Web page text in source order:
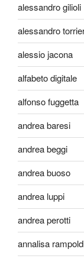
alessandro gilioli
alessandro
alessio jacona
alfabeto digitale
alfonso fuggetta
andrea baresi
andrea beggi
andrea buoso
andrea luppi
andrea perotti
annalisa